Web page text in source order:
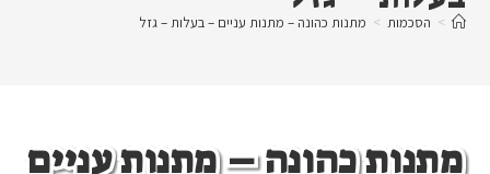
> הסכמות > מתנות כהונה – מתנות עניים – בעלות – גזל
מתנות כהונה – מתנות עניים